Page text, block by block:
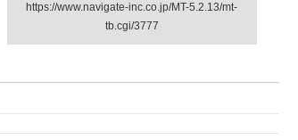
https://www.navigate-inc.co.jp/MT-5.2.13/mt-
tb.cgi/3777